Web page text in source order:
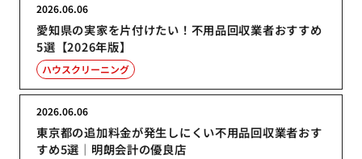
愛知県の実家を片付けたい！不用品回収業者おすすめ
5選【2026年版】
2026.06.06
ハウスクリーニング
東京都の追加料金が発生しにくい不用品回収業者おす
すめ5選｜明朗会計の優良店
2026.06.06